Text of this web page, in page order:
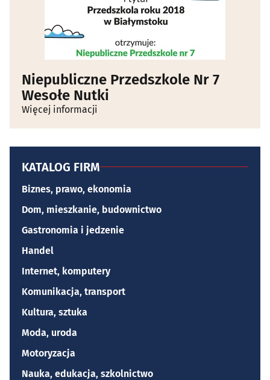
Niepubliczne Przedszkole Nr 7
Wesołe Nutki
Więcej informacji
KATALOG FIRM
Biznes, prawo, ekonomia
Dom, mieszkanie, budownictwo
Gastronomia i jedzenie
Handel
Internet, komputery
Komunikacja, transport
Kultura, sztuka
Moda, uroda
Motoryzacja
Nauka, edukacja, szkolnictwo